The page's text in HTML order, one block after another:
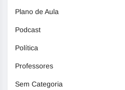
Plano de Aula
Podcast
Política
Professores
Sem Categoria